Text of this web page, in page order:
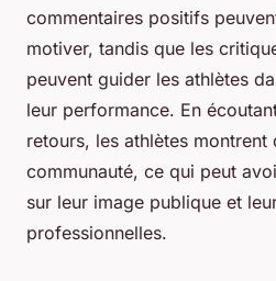
commentaires positifs
motiver, tandis que les
peuvent guider les athlètes
leur performance. En
retours, les athlètes
communauté, ce qui peut
sur leur image publique et
professionnelles.